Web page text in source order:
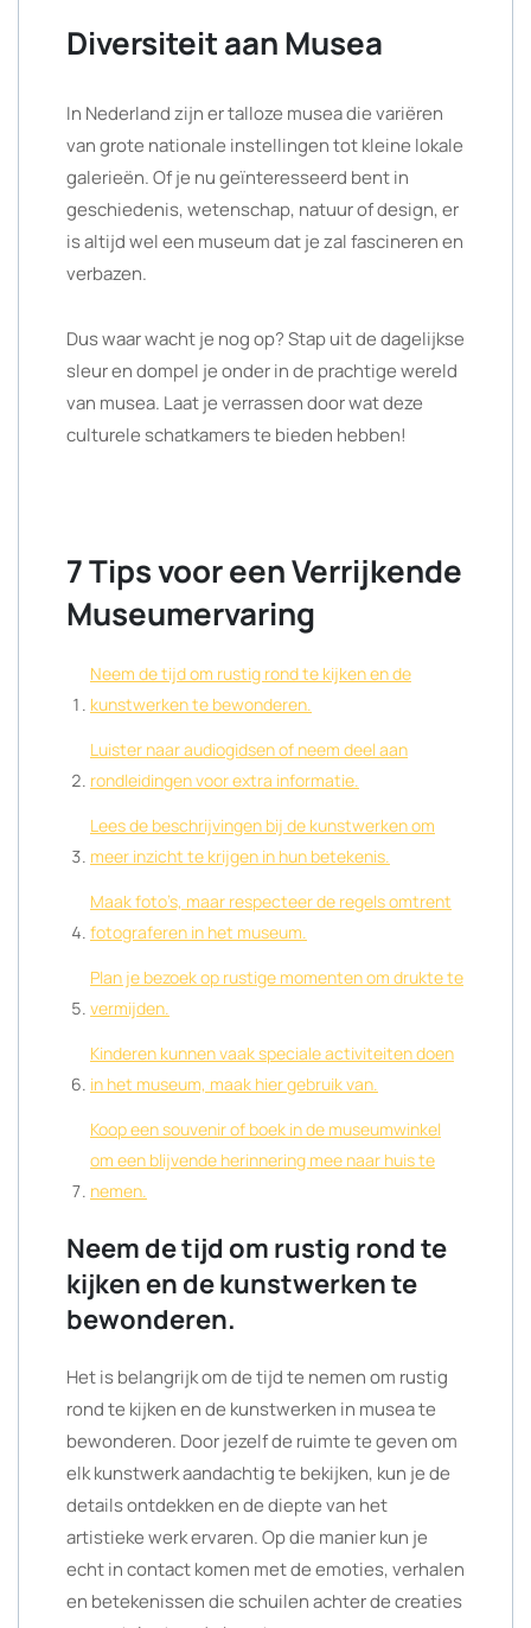
Diversiteit aan Musea
In Nederland zijn er talloze musea die variëren
van grote nationale instellingen tot kleine lokale
galerieën. Of je nu geïnteresseerd bent in
geschiedenis, wetenschap, natuur of design, er
is altijd wel een museum dat je zal fascineren en
verbazen.
Dus waar wacht je nog op? Stap uit de dagelijkse
sleur en dompel je onder in de prachtige wereld
van musea. Laat je verrassen door wat deze
culturele schatkamers te bieden hebben!
7 Tips voor een Verrijkende
Museumervaring
Neem de tijd om rustig rond te kijken en de
kunstwerken te bewonderen.
Luister naar audiogidsen of neem deel aan
rondleidingen voor extra informatie.
Lees de beschrijvingen bij de kunstwerken om
meer inzicht te krijgen in hun betekenis.
Maak foto’s, maar respecteer de regels omtrent
fotograferen in het museum.
Plan je bezoek op rustige momenten om drukte te
vermijden.
Kinderen kunnen vaak speciale activiteiten doen
in het museum, maak hier gebruik van.
Koop een souvenir of boek in de museumwinkel
om een blijvende herinnering mee naar huis te
nemen.
Neem de tijd om rustig rond te
kijken en de kunstwerken te
bewonderen.
Het is belangrijk om de tijd te nemen om rustig
rond te kijken en de kunstwerken in musea te
bewonderen. Door jezelf de ruimte te geven om
elk kunstwerk aandachtig te bekijken, kun je de
details ontdekken en de diepte van het
artistieke werk ervaren. Op die manier kun je
echt in contact komen met de emoties, verhalen
en betekenissen die schuilen achter de creaties